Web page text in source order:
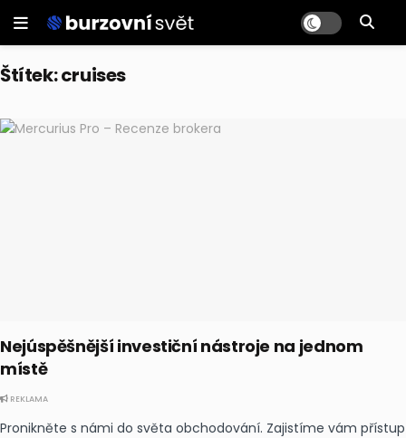
Štítek:cruises
Nejúspěšnější investiční nástroje na jednom
místě
REKLAMA
Pronikněte s námi do světa obchodování. Zajistíme vám přístup